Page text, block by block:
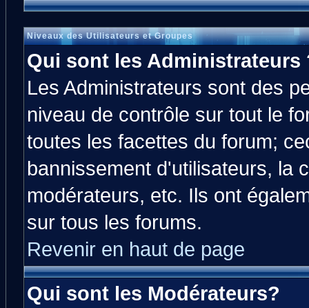
Niveaux des Utilisateurs et Groupes
Qui sont les Administrateurs
Les Administrateurs sont des
niveau de contrôle sur tout le
toutes les facettes du forum;
bannissement d'utilisateurs, la
modérateurs, etc. Ils ont
sur tous les forums.
Revenir en haut de page
Qui sont les Modérateurs?